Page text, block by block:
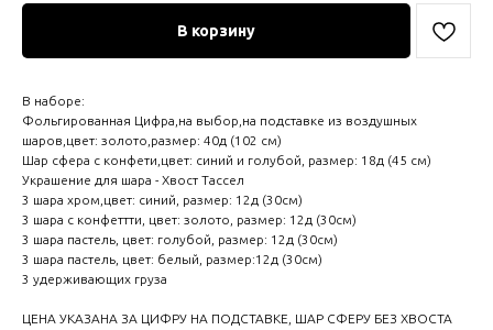
В корзину
В наборе:
Фольгированная Цифра,на выбор,на подставке из воздушных
шаров,цвет: золото,размер: 40д (102 см)
Шар сфера с конфети,цвет: синий и голубой, размер: 18д (45 см)
Украшение для шара - Хвост Тассел
3 шара хром,цвет: синий, размер: 12д (30см)
3 шара с конфеттти, цвет: золото, размер: 12д (30см)
3 шара пастель, цвет: голубой, размер: 12д (30см)
3 шара пастель, цвет: белый, размер:12д (30см)
3 удерживающих груза
ЦЕНА УКАЗАНА ЗА ЦИФРУ НА ПОДСТАВКЕ, ШАР СФЕРУ БЕЗ ХВОСТА